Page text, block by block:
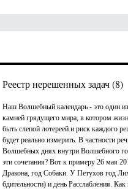
Реестр нерешенных задач (8)
Наш Волшебный календарь - это один
камней грядущего мира, в котором
быть слепой лотереей и риск каждого
будет реально измерить. В частности
Волшебных днях внутри Волшебного
эти сочетания? Вот к примеру 26 мая
Дракона, год Собаки. У Петухов год
бдительности) и день Расслабления.